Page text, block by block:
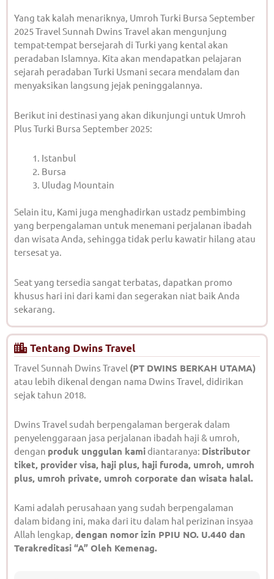
Yang tak kalah menariknya, Umroh Turki Bursa September
2025 Travel Sunnah Dwins Travel akan mengunjung
tempat-tempat bersejarah di Turki yang kental akan
peradaban Islamnya. Kita akan mendapatkan pelajaran
sejarah peradaban Turki Usmani secara mendalam dan
menyaksikan langsung jejak peninggalannya.
Berikut ini destinasi yang akan dikunjungi untuk Umroh
Plus Turki Bursa September 2025:
Istanbul
Bursa
Uludag Mountain
Selain itu, Kami juga menghadirkan ustadz pembimbing
yang berpengalaman untuk menemani perjalanan ibadah
dan wisata Anda, sehingga tidak perlu kawatir hilang atau
tersesat ya.
Seat yang tersedia sangat terbatas, dapatkan promo
khusus hari ini dari kami dan segerakan niat baik Anda
sekarang.
Tentang Dwins Travel
Travel Sunnah Dwins Travel (PT DWINS BERKAH UTAMA)
atau lebih dikenal dengan nama Dwins Travel, didirikan
sejak tahun 2018.
Dwins Travel sudah berpengalaman bergerak dalam
penyelenggaraan jasa perjalanan ibadah haji & umroh,
dengan produk unggulan kamidiantaranya: Distributor
tiket, provider visa, haji plus, haji furoda, umroh, umroh
plus, umroh private, umroh corporate dan wisata halal.
Kami adalah perusahaan yang sudah berpengalaman
dalam bidang ini, maka dari itu dalam hal perizinan insyaa
Allah lengkap, dengan nomor izin PPIU NO. U.440 dan
Terakreditasi “A” Oleh Kemenag.